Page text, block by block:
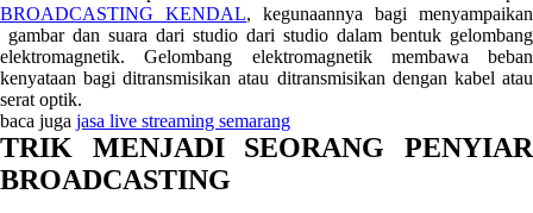
BROADCASTING KENDAL, kegunaannya bagi menyampaikan
gambar dan suara dari studio dari studio dalam bentuk gelombang
elektromagnetik. Gelombang elektromagnetik membawa beban
kenyataan bagi ditransmisikan atau ditransmisikan dengan kabel atau
serat optik.
baca juga jasa live streaming semarang
TRIK MENJADI SEORANG PENYIAR
BROADCASTING